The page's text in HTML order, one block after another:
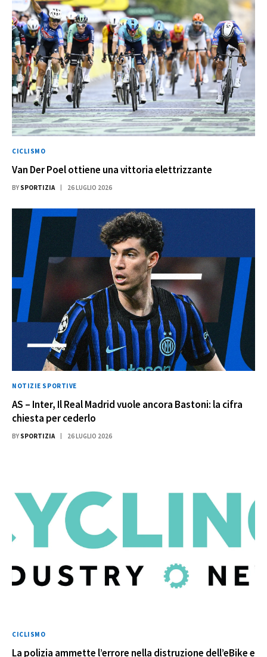
CICLISMO
Van Der Poel ottiene una vittoria elettrizzante
BY SPORTIZIA 26 LUGLIO 2026
NOTIZIE SPORTIVE
AS – Inter, Il Real Madrid vuole ancora Bastoni: la cifra
chiesta per cederlo
BY SPORTIZIA 26 LUGLIO 2026
CICLISMO
La polizia ammette l’errore nella distruzione dell’eBike e